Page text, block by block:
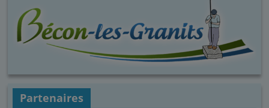
Partenaires